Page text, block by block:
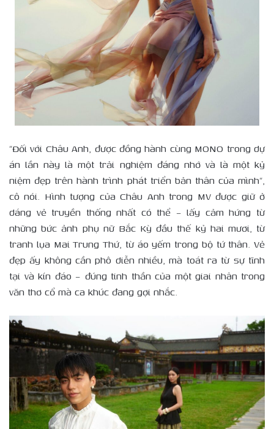
“Đối với Châu Anh, được đồng hành cùng MONO trong dự
án lần này là một trải nghiệm đáng nhớ và là một kỷ
niệm đẹp trên hành trình phát triển bản thân của mình”,
cô nói. Hình tượng của Châu Anh trong MV được giữ ở
dáng vẻ truyền thống nhất có thể – lấy cảm hứng từ
những bức ảnh phụ nữ Bắc Kỳ đầu thế kỷ hai mươi, từ
tranh lụa Mai Trung Thứ, từ áo yếm trong bộ tứ thân. Vẻ
đẹp ấy không cần phô diễn nhiều, mà toát ra từ sự tĩnh
tại và kín đáo – đúng tinh thần của một giai nhân trong
văn thơ cổ mà ca khúc đang gợi nhắc.